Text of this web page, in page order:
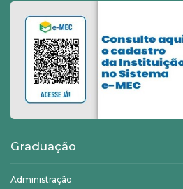
Graduação
Administração